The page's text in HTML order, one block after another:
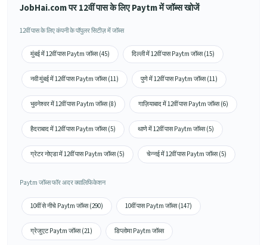
JobHai.com पर 12वीं पास के लिए Paytm में जॉब्स खोजें
12वीं पास के लिए कंपनी के पॉपुलर सिटीज़ में जॉब्स
मुंबई में 12वीं पास Paytm जॉब्स (45) दिल्ली में 12वीं पास Paytm जॉब्स (15)
नवी मुंबई में 12वीं पास Paytm जॉब्स (11) पुणे में 12वीं पास Paytm जॉब्स (11)
भुवनेश्वर में 12वीं पास Paytm जॉब्स (8) गाज़ियाबाद में 12वीं पास Paytm जॉब्स (6)
हैदराबाद में 12वीं पास Paytm जॉब्स (5) थाणे में 12वीं पास Paytm जॉब्स (5)
ग्रेटर नोएडा में 12वीं पास Paytm जॉब्स (5) चेन्नई में 12वीं पास Paytm जॉब्स (5)
Paytm जॉब्स फॉर अदर क्वालिफिकेशन
10वीं से नीचे Paytm जॉब्स (290) 10वीं पास Paytm जॉब्स (147)
ग्रेजुएट Paytm जॉब्स (21) डिप्लोमा Paytm जॉब्स